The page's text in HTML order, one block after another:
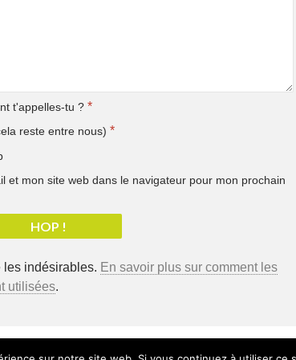
t'appelles-tu ? *
reste entre nous) *
et mon site web dans le navigateur pour mon prochain
les indésirables. En savoir plus sur comment les
utilisées.